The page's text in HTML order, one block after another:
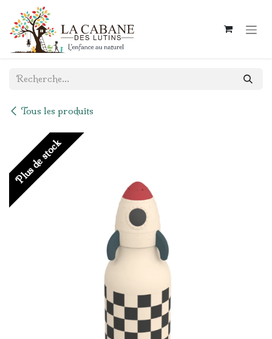
Se rendre au contenu
Tous les produits
Plus de stock